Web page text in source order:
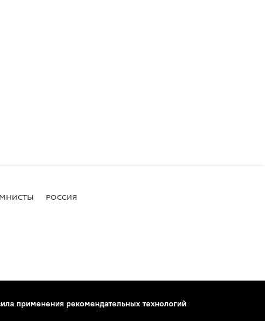
РОССИЯ
применения рекомендательных технологий